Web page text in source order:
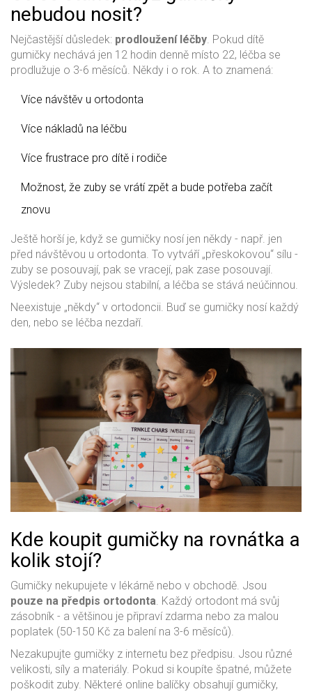
nebudou nosit?
Nejčastější důsledek: prodloužení léčby. Pokud dítě
gumičky nechává jen 12 hodin denně místo 22, léčba se
prodlužuje o 3-6 měsíců. Někdy i o rok. A to znamená:
Více návštěv u ortodonta
Více nákladů na léčbu
Více frustrace pro dítě i rodiče
Možnost, že zuby se vrátí zpět a bude potřeba začít
znovu
Ještě horší je, když se gumičky nosí jen někdy - např. jen
před návštěvou u ortodonta. To vytváří „přeskokovou“ sílu -
zuby se posouvají, pak se vracejí, pak zase posouvají.
Výsledek? Zuby nejsou stabilní, a léčba se stává neúčinnou.
Neexistuje „někdy“ v ortodoncii. Buď se gumičky nosí každý
den, nebo se léčba nezdaří.
Kde koupit gumičky na rovnátka a
kolik stojí?
Gumičky nekupujete v lékárně nebo v obchodě. Jsou
pouze na předpis ortodonta. Každý ortodont má svůj
zásobník - a většinou je připraví zdarma nebo za malou
poplatek (50-150 Kč za balení na 3-6 měsíců).
Nezakupujte gumičky z internetu bez předpisu. Jsou různé
velikosti, síly a materiály. Pokud si koupíte špatné, můžete
poškodit zuby. Některé online balíčky obsahují gumičky,